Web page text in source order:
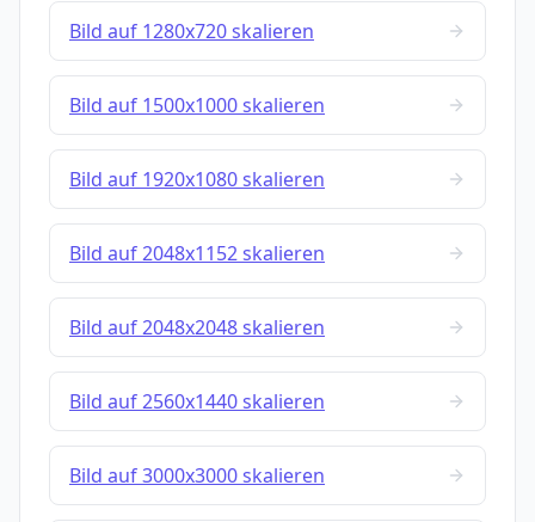
Bild auf 1280x720 skalieren
Bild auf 1500x1000 skalieren
Bild auf 1920x1080 skalieren
Bild auf 2048x1152 skalieren
Bild auf 2048x2048 skalieren
Bild auf 2560x1440 skalieren
Bild auf 3000x3000 skalieren